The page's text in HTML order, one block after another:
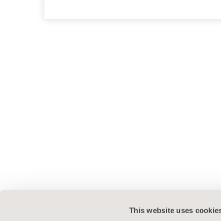
This website uses